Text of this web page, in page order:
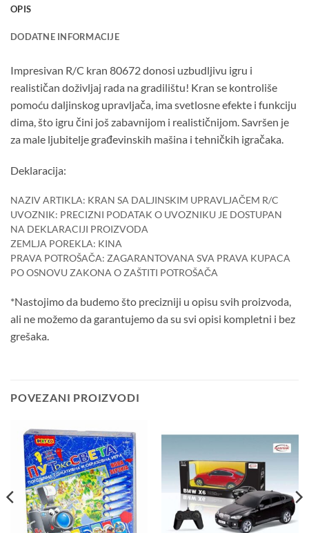
OPIS
DODATNE INFORMACIJE
Impresivan R/C kran 80672 donosi uzbudljivu igru i
realističan doživljaj rada na gradilištu! Kran se kontroliše
pomoću daljinskog upravljača, ima svetlosne efekte i funkciju
dima, što igru čini još zabavnijom i realističnijom. Savršen je
za male ljubitelje građevinskih mašina i tehničkih igračaka.
Deklaracija:
NAZIV ARTIKLA: KRAN SA DALJINSKIM UPRAVLJAČEM R/C
UVOZNIK: PRECIZNI PODATAK O UVOZNIKU JE DOSTUPAN
NA DEKLARACIJI PROIZVODA
ZEMLJA POREKLA: KINA
PRAVA POTROŠAČA: ZAGARANTOVANA SVA PRAVA KUPACA
PO OSNOVU ZAKONA O ZAŠTITI POTROŠAČA
*Nastojimo da budemo što precizniji u opisu svih proizvoda,
ali ne možemo da garantujemo da su svi opisi kompletni i bez
grešaka.
POVEZANI PROIZVODI